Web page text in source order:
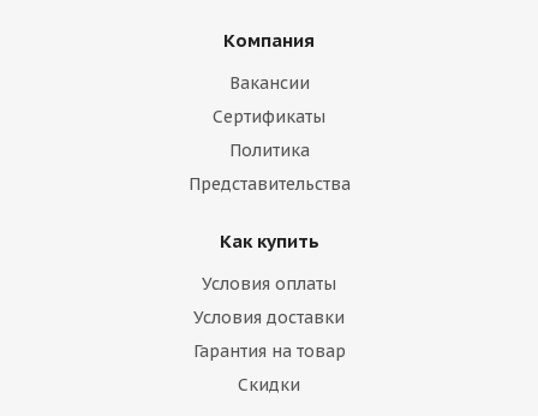
Компания
Вакансии
Сертификаты
Политика
Представительства
Как купить
Условия оплаты
Условия доставки
Гарантия на товар
Скидки